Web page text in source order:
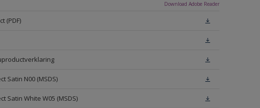
Download Adobe Reader
(PDF)
Satin N00 (MSDS)
Satin White W05 (MSDS)